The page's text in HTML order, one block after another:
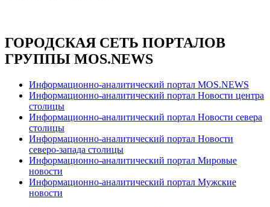
ГОРОДСКАЯ СЕТЬ ПОРТАЛОВ
ГРУППЫ MOS.NEWS
Информационно-аналитический портал MOS.NEWS
Информационно-аналитический портал Новости центра
столицы
Информационно-аналитический портал Новости севера
столицы
Информационно-аналитический портал Новости
северо-запада столицы
Информационно-аналитический портал Мировые
новости
Информационно-аналитический портал Мужские
новости